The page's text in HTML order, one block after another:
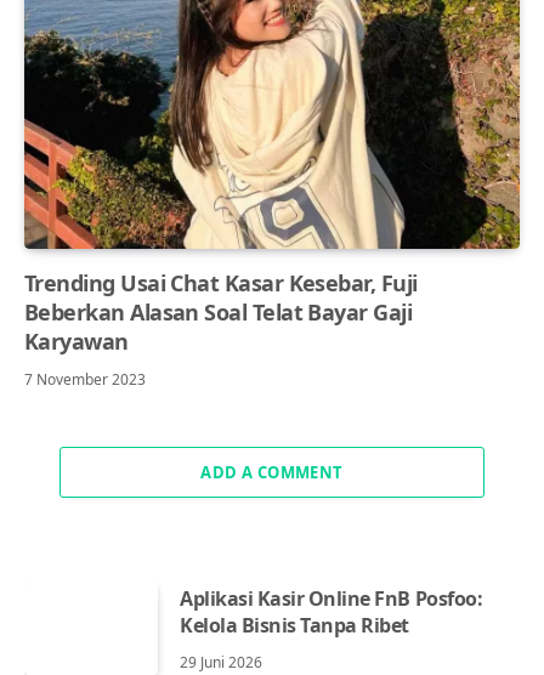
Trending Usai Chat Kasar Kesebar, Fuji
Beberkan Alasan Soal Telat Bayar Gaji
Karyawan
7 November 2023
ADD A COMMENT
Aplikasi Kasir Online FnB Posfoo:
Kelola Bisnis Tanpa Ribet
29 Juni 2026